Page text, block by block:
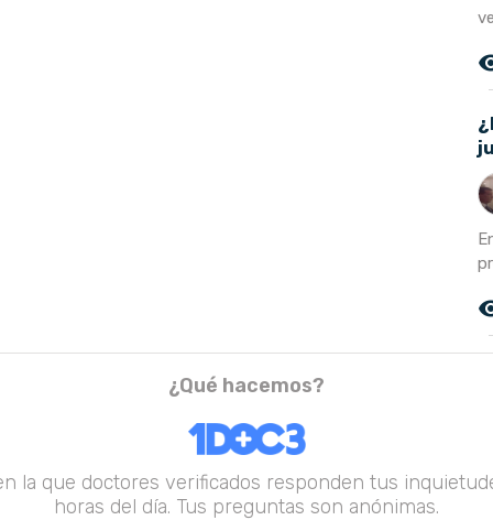
¿Qué hacemos?
la que doctores verificados responden tus
horas del día. Tus preguntas son anónimas.